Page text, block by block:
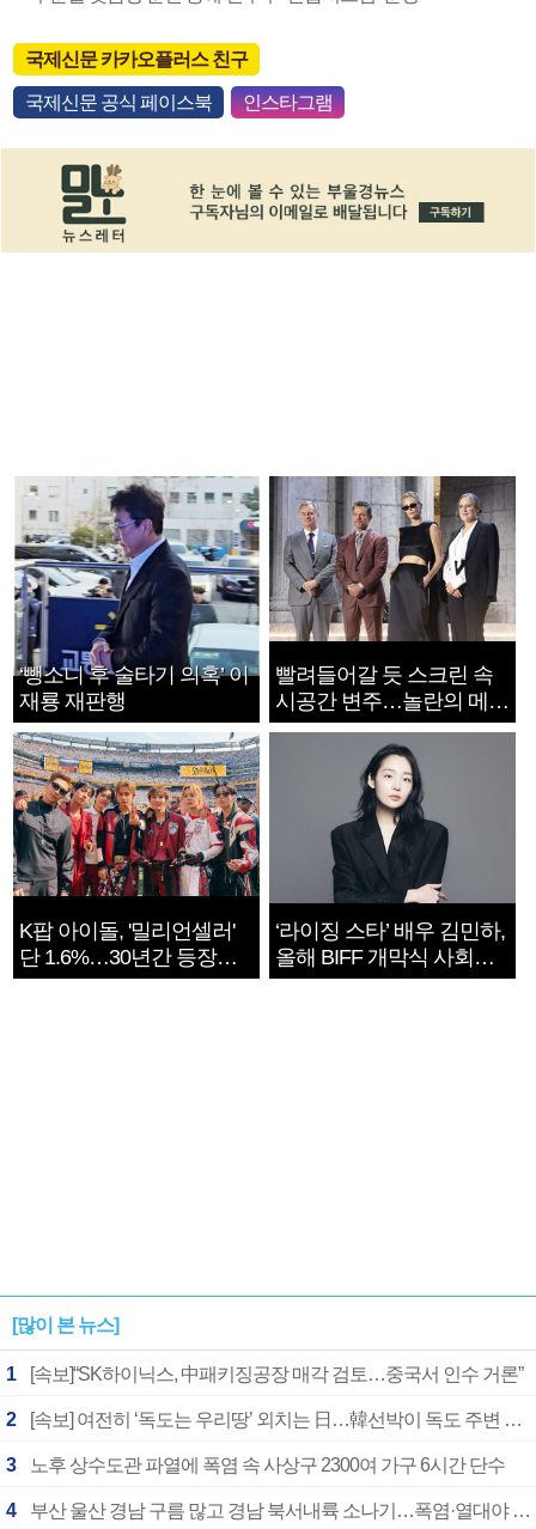
국제신문 카카오플러스 친구
국제신문 공식 페이스북 인스타그램
‘뺑소니 후 술타기 의혹’ 이
재룡 재판행
빨려들어갈 듯 스크린 속
시공간 변주…놀란의 메시
지는 ‘전쟁 속죄’
K팝 아이돌, '밀리언셀러'
단 1.6%…30년간 등장
1182개팀 전수조사
‘라이징 스타’ 배우 김민하,
올해 BIFF 개막식 사회자
확정
[많이 본 뉴스]
1 [속보]“SK하이닉스, 中패키징공장 매각 검토…중국서 인수 거론”
2 [속보] 여전히 ‘독도는 우리땅’ 외치는 日…韓선박이 독도 주변 해양조사 활동하자 반발
3 노후 상수도관 파열에 폭염 속 사상구 2300여 가구 6시간 단수
4 부산 울산 경남 구름 많고 경남 북서내륙 소나기…폭염·열대야 계속